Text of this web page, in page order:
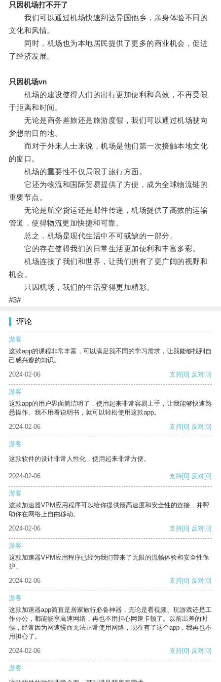
只因机场打不开了
我们可以通过机场快速到达异国他乡，亲身体验不同的
文化和风情。
同时，机场也为本地居民提供了更多的商业机会，促进
了经济发展。
只因机场vn
机场的建设使得人们的出行更加便利和高效，不再受限
于距离和时间。
无论是商务差旅还是旅游度假，我们可以通过机场驶向
梦想的目的地。
而对于外来人士来说，机场是他们第一次接触本地文化
的窗口。
机场的重要性不仅局限于旅行方面。
它还为物流和国际贸易提供了方便，成为全球物流链的
重要节点。
无论是航空货运还是邮件传递，机场提供了高效的运输
管道，使得物流更加快捷和可靠。
总之，机场是现代生活中不可或缺的一部分。
它的存在使得我们的日常生活更加便利和丰富多彩。
机场连接了我们和世界，让我们拥有了更广阔的视野和
机会。
只因机场，我们的生活变得更加精彩。
#3#
评论
游客
这款app的课程非常丰富，可以满足我不同的学习需求，让我能够找到自
己感兴趣的知识。
2024-02-06
支持[0] 反对[0]
游客
这款app的用户界面简洁明了，使用起来非常容易上手，让我能够快速熟
悉操作。我不用看说明书，就可以轻松使用这款app。
2024-02-06
支持[0] 反对[0]
游客
这款软件的设计非常人性化，使用起来非常方便。
2024-02-06 支持[0] 反对[0]
游客
这款加速器VPM应用程序可以给你提供最高速度和安全性的连接，并帮
助你在网络上自由移动。
2024-02-06
支持[0] 反对[0]
游客
这款加速器VPM应用程序已经为我们带来了无限的流畅体验和安全性保
护。
2024-02-06
支持[0] 反对[0]
游客
这款加速器app简直是居家旅行必备神器，无论是看视频、玩游戏还是工
作办公，都能畅享高速网络，再也不用担心网速卡顿了。以前出差的时
候，经常因为网速慢而无法正常使用网络，现在有了这个app，我再也不
用担心了。
2024-02-06
支持[0] 反对[0]
游客